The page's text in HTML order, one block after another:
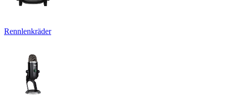
Rennlenkräder